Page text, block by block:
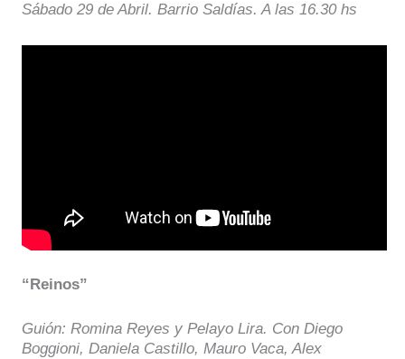
Sábado 29 de Abril. Barrio Saldías. A las 16.30 hs
“Reinos”
Guión: Romina Reyes y Pelayo Lira. Con Diego
Boggioni, Daniela Castillo, Mauro Vaca, Alex